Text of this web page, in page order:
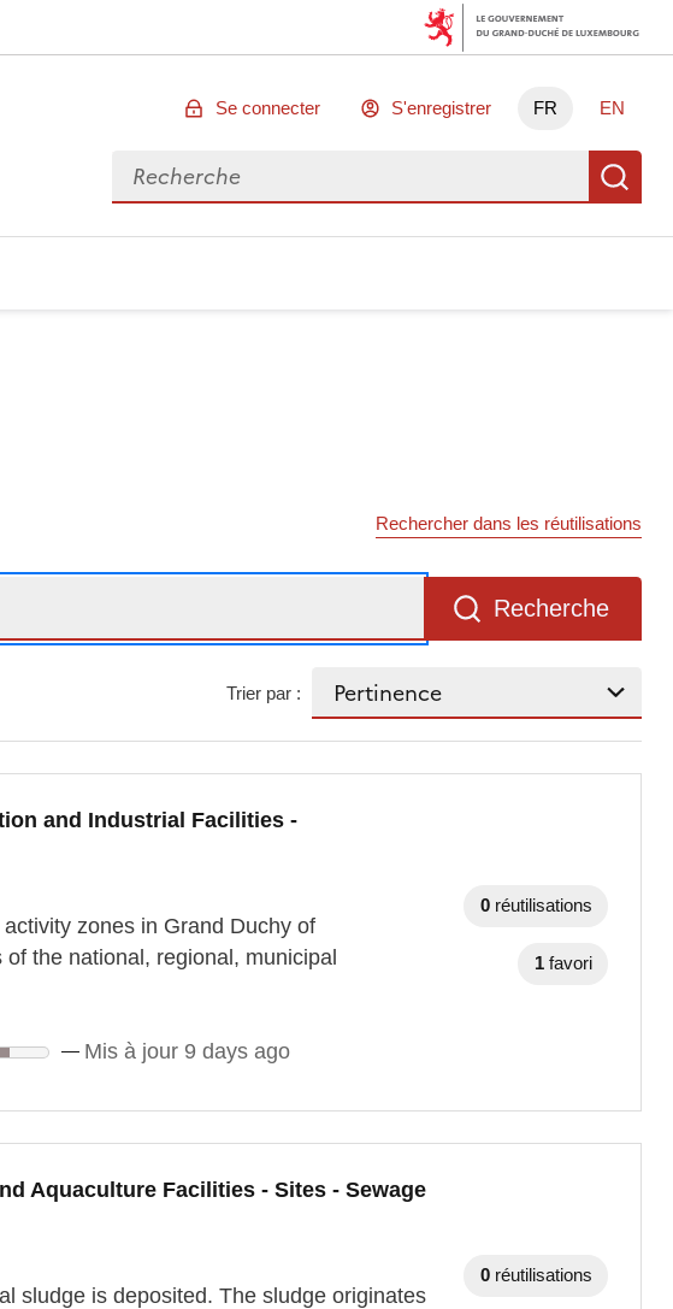
Se connecter S'enregistrer FR EN
Rechercher des données
Rechercher dans les réutilisations
Recherche
Trier par :
and Industrial Facilities -
zones in Grand Duchy of
the national, regional, municipal
Mis à jour 9 days ago
0 réutilisations
1 favori
Aquaculture Facilities - Sites - Sewage
sludge is deposited. The sludge originates
0 réutilisations